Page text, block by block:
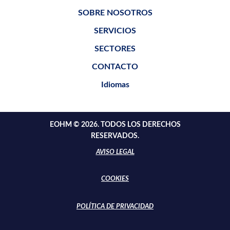
SOBRE NOSOTROS
SERVICIOS
SECTORES
CONTACTO
Idiomas
EOHM © 2026. TODOS LOS DERECHOS
RESERVADOS.
AVISO LEGAL
COOKIES
POLÍTICA DE PRIVACIDAD